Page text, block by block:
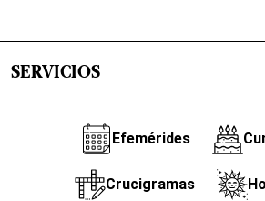
SERVICIOS
Efemérides
Crucigramas